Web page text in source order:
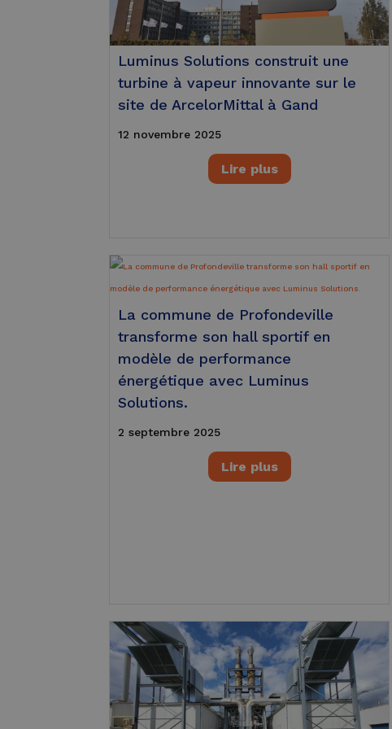
Luminus Solutions construit une
turbine à vapeur innovante sur le
site de ArcelorMittal à Gand
12 novembre 2025
Lire plus
La commune de Profondeville
transforme son hall sportif en
modèle de performance
énergétique avec Luminus
Solutions.
2 septembre 2025
Lire plus